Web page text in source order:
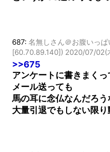
687:名無しさん＠お腹いっ
[60.70.89.140])
>>675
アンケートに書きまくっ
メール送っても
馬の耳に念仏なんだろう